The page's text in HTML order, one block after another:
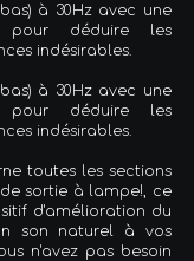
à 30Hz avec une
pour déduire les
indésirables.
à 30Hz avec une
pour déduire les
indésirables.
toutes les sections
sortie à lampe!, ce
d'amélioration du
son naturel à vos
n'avez pas besoin